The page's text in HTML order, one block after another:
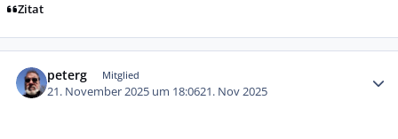
Zitat
peterg Mitglied
21. November 2025 um 18:0621. Nov 2025